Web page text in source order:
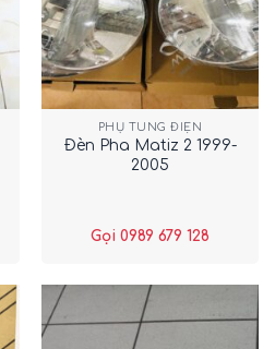
PHỤ TÙNG ĐIỆN
Đèn Pha Matiz 2 1999-
2005
Gọi 0989 679 128